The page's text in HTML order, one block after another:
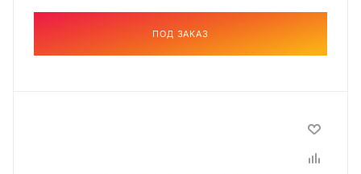
ПОД ЗАКАЗ